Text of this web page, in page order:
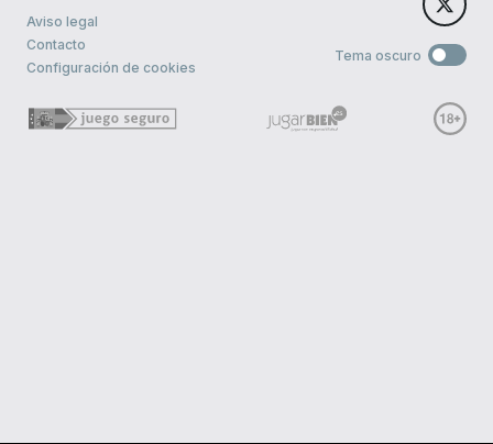
Aviso legal
Contacto
Configuración de cookies
Tema oscuro